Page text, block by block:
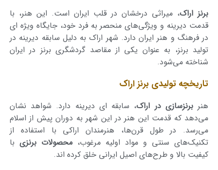
برنز اراک، میراثی درخشان در قلب ایران است. این هنر، با
قدمت دیرینه و ویژگی‌های منحصر به فرد خود، جایگاه ویژه ای
در فرهنگ و هنر ایران دارد. شهر اراک به دلیل سابقه دیرینه در
تولید برنز، به عنوان یکی از مقاصد گردشگری برنز در ایران
شناخته می‌شود.
تاریخچه تولیدی برنز اراک
هنربرنزسازی در اراک، سابقه ای دیرینه دارد. شواهد نشان
می‌دهد که قدمت این هنر در این شهر به دوران پیش از اسلام
می‌رسد. در طول قرن‌ها، هنرمندان اراکی با استفاده از
تکنیک‌های سنتی و مواد اولیه مرغوب، محصولات برنزیبا
کیفیت بالا و طرح‌های اصیل ایرانی خلق کرده اند.